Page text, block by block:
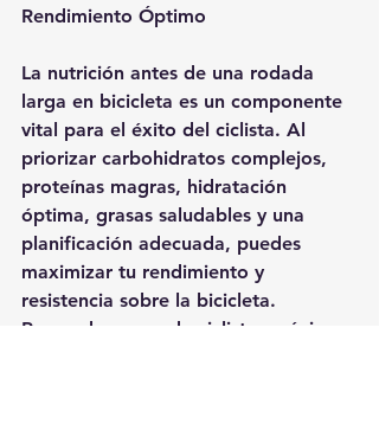
Rendimiento Óptimo
La nutrición antes de una rodada
larga en bicicleta es un componente
vital para el éxito del ciclista. Al
priorizar carbohidratos complejos,
proteínas magras, hidratación
óptima, grasas saludables y una
planificación adecuada, puedes
maximizar tu rendimiento y
resistencia sobre la bicicleta.
Recuerda que cada ciclista es único,